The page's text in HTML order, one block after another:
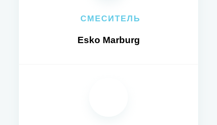
СМЕСИТЕЛЬ
Esko Marburg